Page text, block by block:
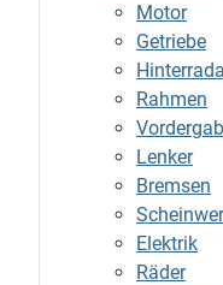
Motor
Getriebe
Rahmen
Lenker
Bremsen
Elektrik
Räder